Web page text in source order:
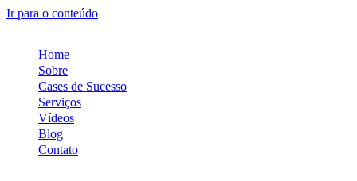
Ir para o conteúdo
Home
Sobre
Cases de Sucesso
Serviços
Vídeos
Blog
Contato